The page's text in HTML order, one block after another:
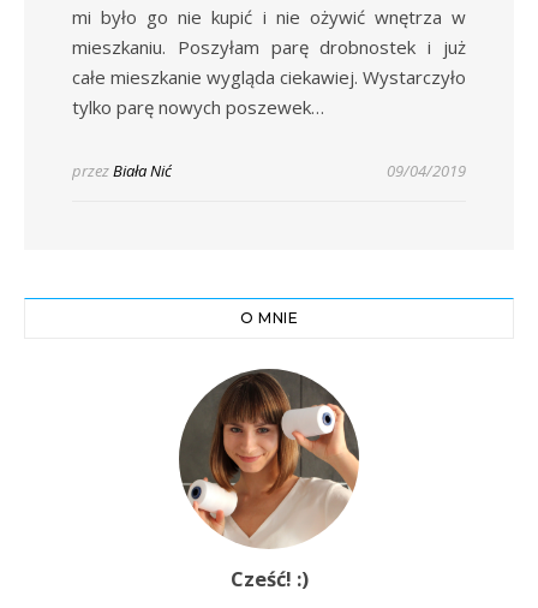
mi było go nie kupić i nie ożywić wnętrza w
mieszkaniu. Poszyłam parę drobnostek i już
całe mieszkanie wygląda ciekawiej. Wystarczyło
tylko parę nowych poszewek…
przezBiała Nić 09/04/2019
O MNIE
Cześć! :)